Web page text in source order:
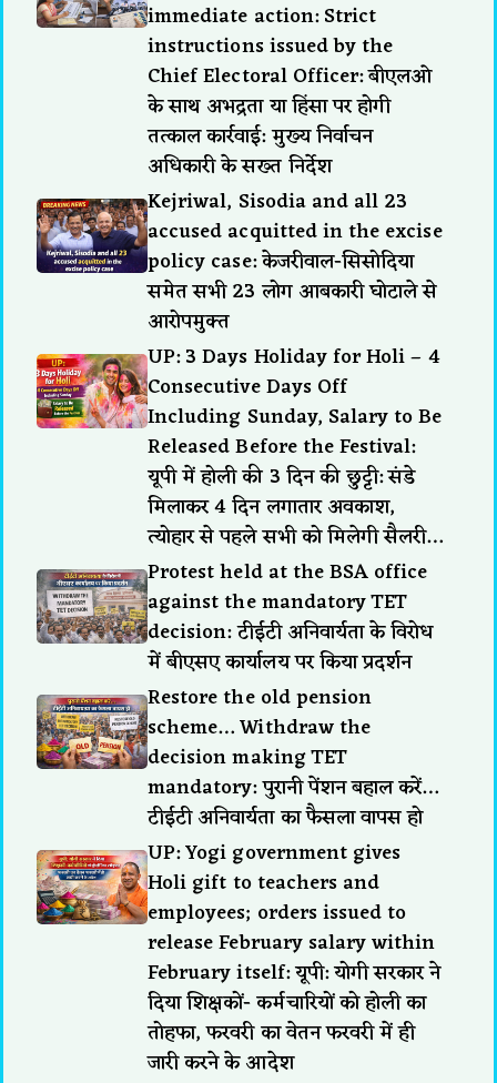
immediate action: Strict
instructions issued by the
Chief Electoral Officer: बीएलओ
के साथ अभद्रता या हिंसा पर होगी
तत्काल कार्रवाई: मुख्य निर्वाचन
अधिकारी के सख्त निर्देश
Kejriwal, Sisodia and all 23
accused acquitted in the excise
policy case: केजरीवाल-सिसोदिया
समेत सभी 23 लोग आबकारी घोटाले से
आरोपमुक्त
UP: 3 Days Holiday for Holi – 4
Consecutive Days Off
Including Sunday, Salary to Be
Released Before the Festival:
यूपी में होली की 3 दिन की छुट्टी: संडे
मिलाकर 4 दिन लगातार अवकाश,
त्योहार से पहले सभी को मिलेगी सैलरी…
Protest held at the BSA office
against the mandatory TET
decision: टीईटी अनिवार्यता के विरोध
में बीएसए कार्यालय पर किया प्रदर्शन
Restore the old pension
scheme… Withdraw the
decision making TET
mandatory: पुरानी पेंशन बहाल करें…
टीईटी अनिवार्यता का फैसला वापस हो
UP: Yogi government gives
Holi gift to teachers and
employees; orders issued to
release February salary within
February itself: यूपी: योगी सरकार ने
दिया शिक्षकों- कर्मचारियों को होली का
तोहफा, फरवरी का वेतन फरवरी में ही
जारी करने के आदेश